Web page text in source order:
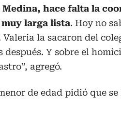
Medina, hace falta la
larga lista. Hoy no
la sacaron del
después. Y sobre el
agregó.
de edad pidió que se